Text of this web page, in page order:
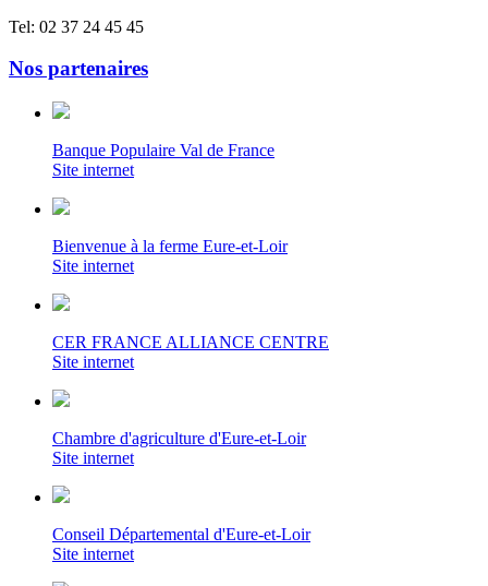
Tel: 02 37 24 45 45
Nos partenaires
Banque Populaire Val de France
Site internet
Bienvenue à la ferme Eure-et-Loir
Site internet
CER FRANCE ALLIANCE CENTRE
Site internet
Chambre d'agriculture d'Eure-et-Loir
Site internet
Conseil Départemental d'Eure-et-Loir
Site internet